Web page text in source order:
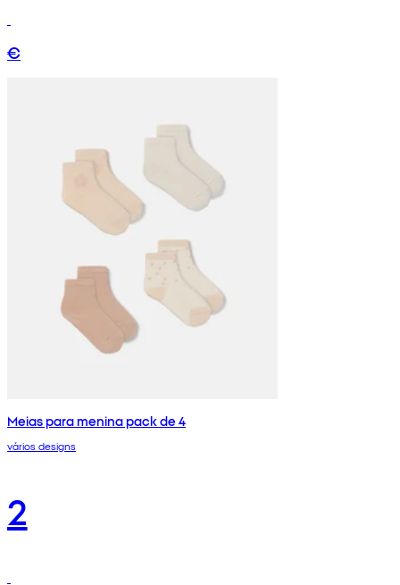
€
Meias para menina pack de 4
vários designs
2